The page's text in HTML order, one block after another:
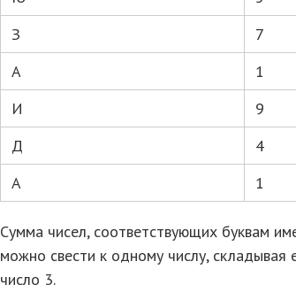
З
7
А
1
И
9
Д
4
А
1
Сумма чисел, соответствующих буквам
можно свести к одному числу, складывая
число 3.